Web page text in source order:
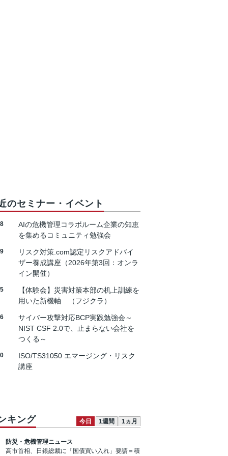
のセミナー・イベント
AIの危機管理コラボルーム企業の知恵
を集めるコミュニティ勉強会
リスク対策.com認定リスクアドバイ
ザー養成講座（2026年第3回：オンラ
イン開催）
【体験会】災害対策本部の机上訓練を
用いた新機軸 （フジクラ）
サイバー攻撃対応BCP実践勉強会～
NIST CSF 2.0で、止まらない会社を
つくる～
ISO/TS31050 エマージング・リスク
講座
キング 今日 1週間 1ヵ月
防災・危機管理ニュース
高市首相、日銀総裁に「国債買い入れ」要請＝積